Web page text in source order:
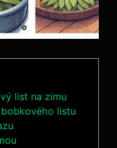
list na zimu
listu